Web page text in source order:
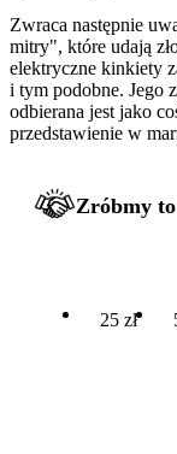
Zwraca następnie
mitry", które udają
elektryczne kinkiety
i tym podobne. Jego
odbierana jest jako
przedstawienie w
Zróbmy
25 zł